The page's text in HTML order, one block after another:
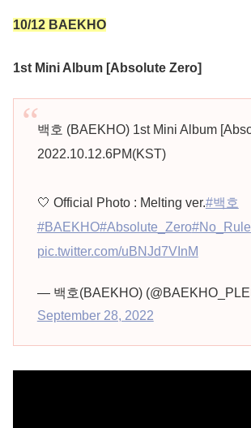
10/12 BAEKHO
1st Mini Album [Absolute Zero]
백호 (BAEKHO) 1st Mini Album
2022.10.12.6PM(KST)
🤍 Official Photo : Melting ver.#백호
#BAEKHO#Absolute_Zero
pic.twitter.com/uBNJd7VInM
— 백호(BAEKHO)
September 28, 2022